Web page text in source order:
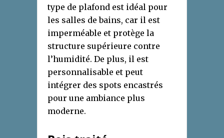
type de plafond est idéal pour
les salles de bains, car il est
imperméable et protège la
structure supérieure contre
l’humidité. De plus, il est
personnalisable et peut
intégrer des spots encastrés
pour une ambiance plus
moderne.